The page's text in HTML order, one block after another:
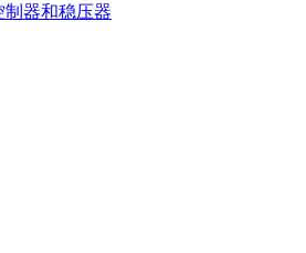
制器和稳压器